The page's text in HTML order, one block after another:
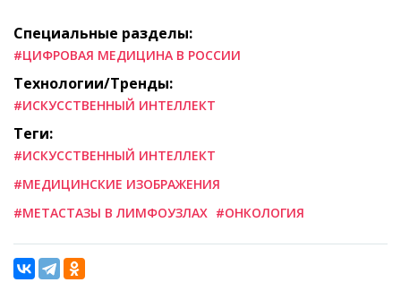
Специальные разделы:
#ЦИФРОВАЯ МЕДИЦИНА В РОССИИ
Технологии/Тренды:
#ИСКУССТВЕННЫЙ ИНТЕЛЛЕКТ
Теги:
#ИСКУССТВЕННЫЙ ИНТЕЛЛЕКТ
#МЕДИЦИНСКИЕ ИЗОБРАЖЕНИЯ
#МЕТАСТАЗЫ В ЛИМФОУЗЛАХ #ОНКОЛОГИЯ